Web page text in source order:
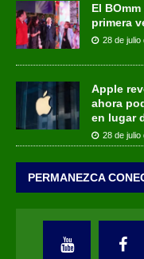
El
primera
28 de julio
Apple
ahora
en lugar
28 de julio
PERMANEZCA